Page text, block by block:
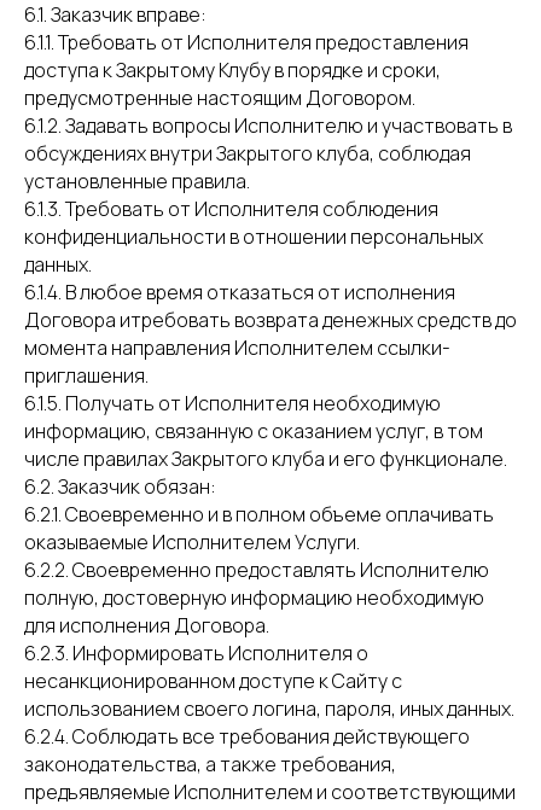
6.1. Заказчик вправе:
6.1.1. Требовать от Исполнителя предоставления
доступа к Закрытому Клубу в порядке и сроки,
предусмотренные настоящим Договором.
6.1.2. Задавать вопросы Исполнителю и участвовать в
обсуждениях внутри Закрытого клуба, соблюдая
установленные правила.
6.1.3. Требовать от Исполнителя соблюдения
конфиденциальности в отношении персональных
данных.
6.1.4. В любое время отказаться от исполнения
Договора итребовать возврата денежных средств до
момента направления Исполнителем ссылки-
приглашения.
6.1.5. Получать от Исполнителя необходимую
информацию, связанную с оказанием услуг, в том
числе правилах Закрытого клуба и его функционале.
6.2. Заказчик обязан:
6.2.1. Своевременно и в полном объеме оплачивать
оказываемые Исполнителем Услуги.
6.2.2. Своевременно предоставлять Исполнителю
полную, достоверную информацию необходимую
для исполнения Договора.
6.2.3. Информировать Исполнителя о
несанкционированном доступе к Сайту с
использованием своего логина, пароля, иных данных.
6.2.4. Соблюдать все требования действующего
законодательства, а также требования,
предъявляемые Исполнителем и соответствующими